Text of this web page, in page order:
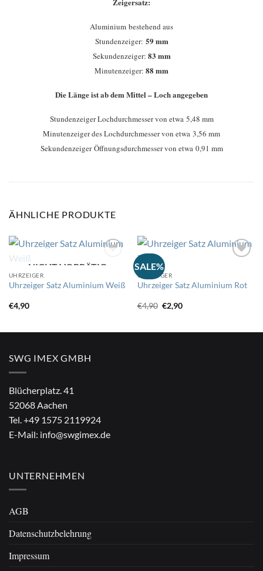
Aluminium bestehend aus
Stundenzeiger: 59 mm
Sekundenzeiger: 83 mm
Minutenzeiger: 88 mm
Die Länge ist ab dem Mittel – Loch angegeben
Stundenzeiger Lochdurchmesser von etwa 5,48 mm
Minutenzeiger des Lochdurchmesser von etwa 3,56 mm
Sekundenzeiger Öffnungsdurchmesser von etwa 0,91 mm
ÄHNLICHE PRODUKTE
die
NICHT VORRÄTIG
UHRZEIGER
Uhrzeiger Satz Aluminium Weiß
€4,90
SALE%
die
UHRZEIGER
Uhrzeiger Satz Aluminium Rot
€4,90 Ursprünglicher
Preis
€2,90Aktueller
SWG IMEX GMBH
Blücherplatz. 41
52068 Aachen
Tel.+49 1575 2119924
E-Mail: info@swgimex.de
UNTERNEHMEN
AGB
Datenschutzbelehrung
Impressum